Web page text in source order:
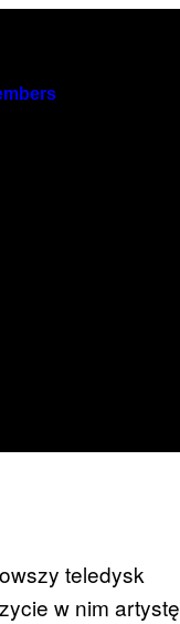
teledysk
w nim artystę